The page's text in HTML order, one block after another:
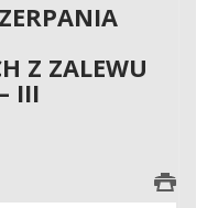
Z ZALEWU
III